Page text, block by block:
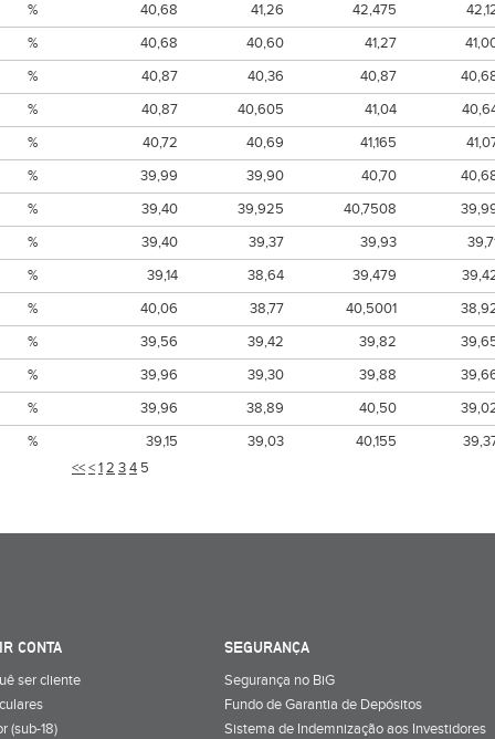
<<<12 34 5
%
40,68 41,26 42,475
%
40,68 40,60 41,27
%
40,87 40,36 40,87
%
40,87 40,605 41,04
%
40,72 40,69 41,165
%
39,99 39,90 40,70
%
39,40 39,925 40,7508
%
39,40 39,37 39,93
%
39,14 38,64 39,479
%
40,06 38,77 40,5001
%
39,56 39,42 39,82
%
39,96 39,30 39,88
%
39,96 38,89 40,50
%
39,15 39,03 40,155
CONTA
ser cliente
(sub-18)
SEGURANÇA
Segurança no BiG
Fundo de Garantia de Depósitos
Sistema de Indemnização aos Investidores